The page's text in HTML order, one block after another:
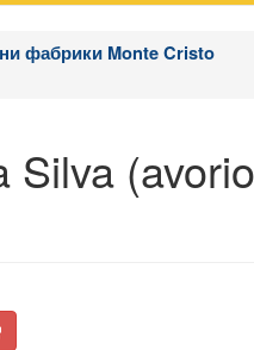
фабрики Monte Cristo
Silva (avorio